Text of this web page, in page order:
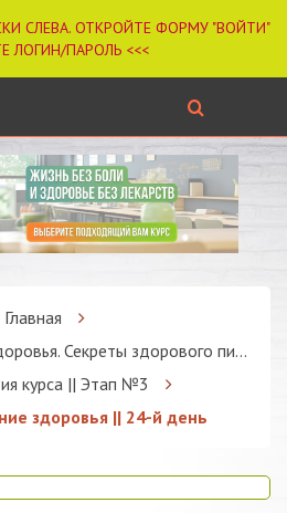
Главная
Секреты здорового питания
курса || Этап №3
здоровья || 24-й день